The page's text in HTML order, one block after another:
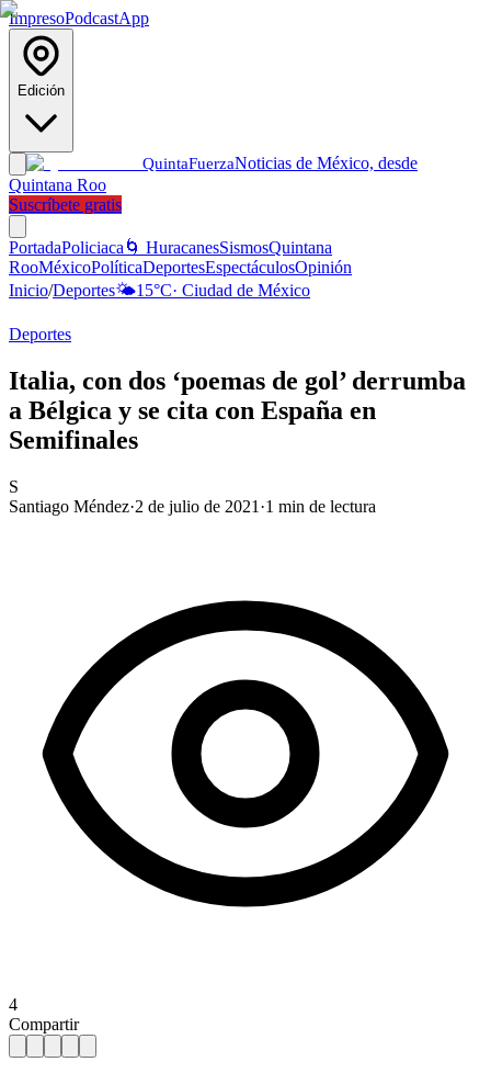
ImpresoPodcastApp
Edición
QuintaFuerzaNoticias de México, desde
Quintana Roo
Suscríbete gratis
PortadaPoliciaca 🌀 HuracanesSismosQuintana
RooMéxicoPolíticaDeportesEspectáculosOpinión
Inicio/Deportes🌤️15°C· Ciudad de México
Deportes
Italia, con dos ‘poemas de gol’ derrumba
a Bélgica y se cita con España en
Semifinales
S
Santiago Méndez·2 de julio de 2021 ·1 min de lectura
4
Compartir